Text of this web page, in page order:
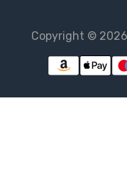
Copyright ©